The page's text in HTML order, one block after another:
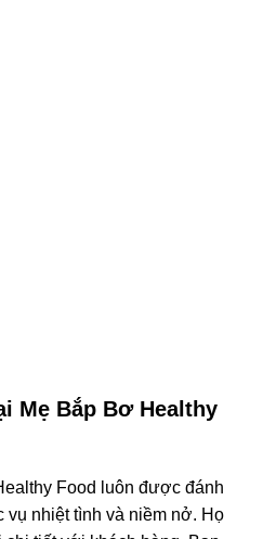
Mẹ Bắp Bơ Healthy
Food luôn được đánh
vụ nhiệt tình và niềm nở. Họ